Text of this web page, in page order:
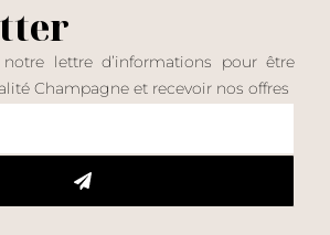
notre lettre d’informations pour être
Champagne et recevoir nos offres